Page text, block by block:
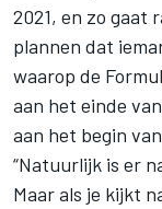
2021, en zo gaat
plannen dat
waarop de
aan het einde
aan het begin
“Natuurlijk is er
Maar als je kijkt